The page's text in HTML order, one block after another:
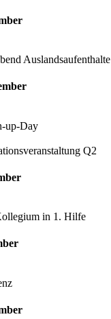
Auslandsaufenthalte
up-Day
Q2
in 1. Hilfe